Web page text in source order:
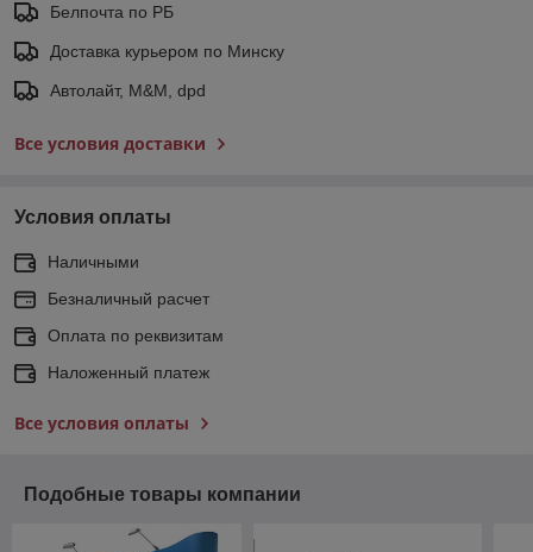
Белпочта по РБ
Доставка курьером по Минску
Автолайт, M&M, dpd
Все условия доставки
Условия оплаты
Наличными
Безналичный расчет
Оплата по реквизитам
Наложенный платеж
Все условия оплаты
Подобные товары компании